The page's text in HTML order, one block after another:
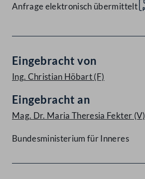
Anfrage elektronisch übermittelt
Eingebracht von
Ing. Christian Höbart(F)
Eingebracht an
Mag. Dr. Maria Theresia Fekter (V)
Bundesministerium für Inneres